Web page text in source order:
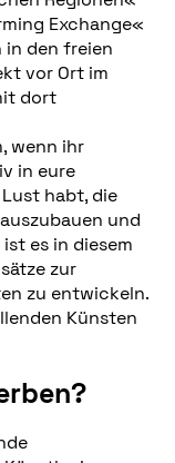
Exchange«
in den freien
vor Ort im
dort
wenn ihr
in eure
habt, die
und
es in diesem
zur
zu entwickeln.
Künsten